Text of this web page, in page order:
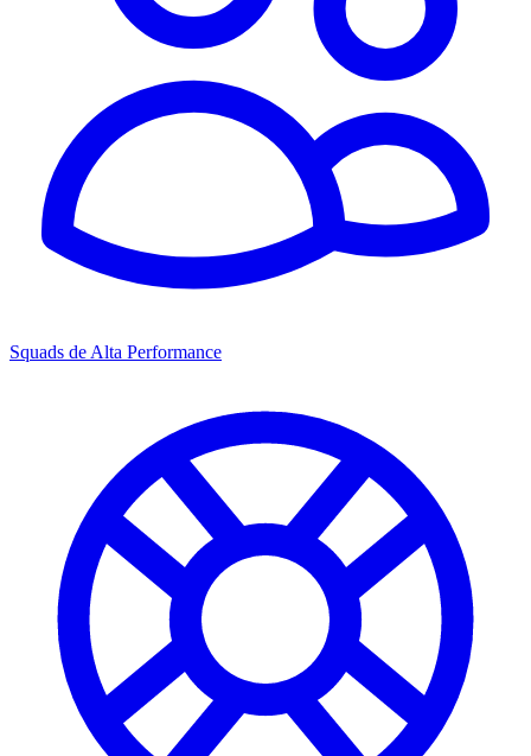
Squads de Alta Performance